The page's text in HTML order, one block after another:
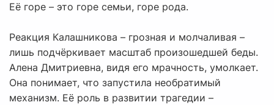
Её горе – это горе семьи, горе рода.
Реакция Калашникова – грозная и молчаливая –
лишь подчёркивает масштаб произошедшей беды.
Алена Дмитриевна, видя его мрачность, умолкает.
Она понимает, что запустила необратимый
механизм. Её роль в развитии трагедии –